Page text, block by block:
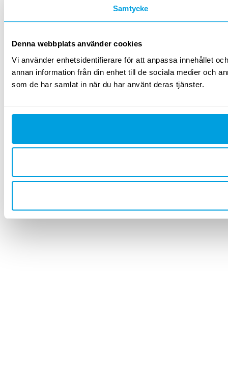
Samtycke
Denna webbplats använder cookies
Vi använder enhetsidentifierare för att anpassa innehållet
annan information från din enhet till de sociala medier och
som de har samlat in när du har använt deras tjänster.